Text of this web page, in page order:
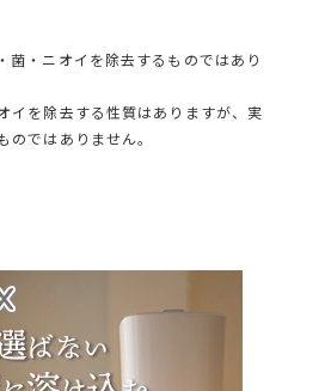
菌・ニオイを除去するものではあり
イを除去する性質はありますが、実
のではありません。